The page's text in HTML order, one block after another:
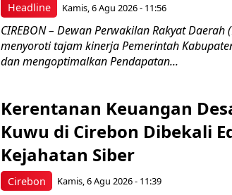
Headline Kamis, 6 Agu 2026 - 11:56
CIREBON – Dewan Perwakilan Rakyat Daerah
menyoroti tajam kinerja Pemerintah
dan mengoptimalkan Pendapatan...
Cirebon
Kerentanan Keuangan
Kuwu di Cirebon Dibekali
Kejahatan Siber
Kamis, 6 Agu 2026 - 11:39